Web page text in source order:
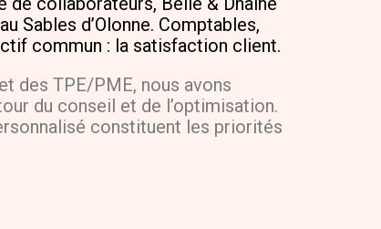
Sables d’Olonne. Comptables,
commun : la satisfaction client.
des TPE/PME, nous avons
du conseil et de l’optimisation.
constituent les priorités